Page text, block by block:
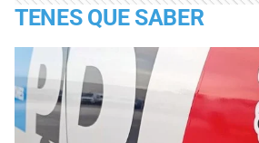
TENES QUE SABER